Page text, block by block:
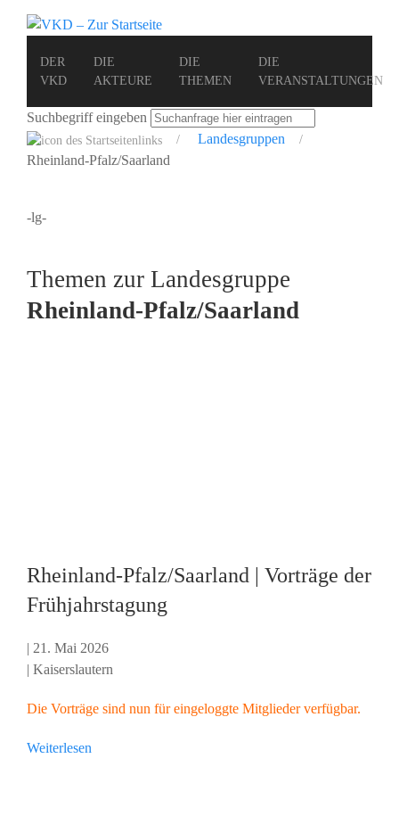
DER
VKD
DIE
AKTEURE
DIE
THEMEN
DIE
VERANSTALTUNGEN
Suchbegriff eingeben
Landesgruppen
Rheinland-Pfalz/Saarland
-lg-
Themen zur Landesgruppe
Rheinland-Pfalz/Saarland
Rheinland-Pfalz/Saarland | Vorträge der
Frühjahrstagung
| 21. Mai 2026
| Kaiserslautern
Die Vorträge sind nun für eingeloggte Mitgliederverfügbar.
Weiterlesen